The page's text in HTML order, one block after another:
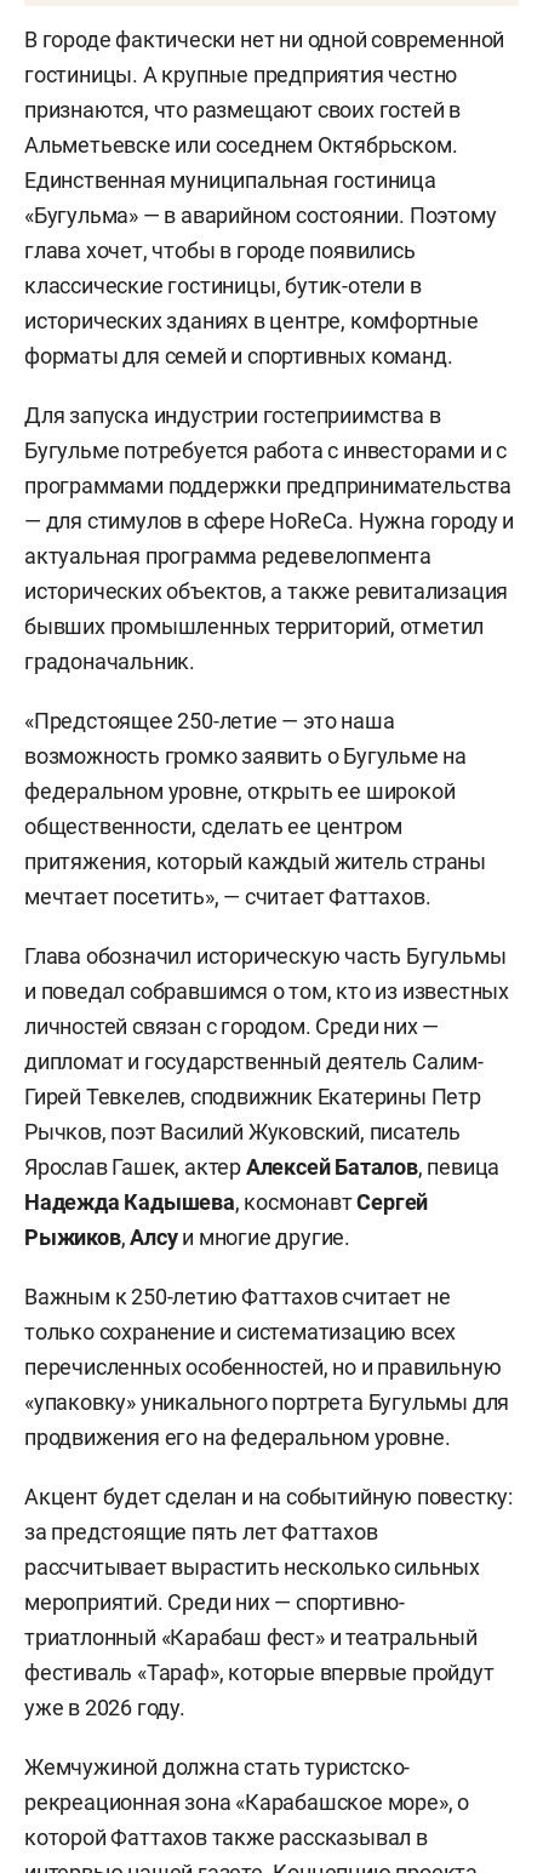
В городе фактически нет ни одной современной
гостиницы. А крупные предприятия честно
признаются, что размещают своих гостей в
Альметьевске или соседнем Октябрьском.
Единственная муниципальная гостиница
«Бугульма» — в аварийном состоянии. Поэтому
глава хочет, чтобы в городе появились
классические гостиницы, бутик-отели в
исторических зданиях в центре, комфортные
форматы для семей и спортивных команд.
Для запуска индустрии гостеприимства в
Бугульме потребуется работа с инвесторами и с
программами поддержки предпринимательства
— для стимулов в сфере HoReCa. Нужна городу и
актуальная программа редевелопмента
исторических объектов, а также ревитализация
бывших промышленных территорий, отметил
градоначальник.
«Предстоящее 250-летие — это наша
возможность громко заявить о Бугульме на
федеральном уровне, открыть ее широкой
общественности, сделать ее центром
притяжения, который каждый житель страны
мечтает посетить», — считает Фаттахов.
Глава обозначил историческую часть Бугульмы
и поведал собравшимся о том, кто из известных
личностей связан с городом. Среди них —
дипломат и государственный деятель Салим-
Гирей Тевкелев, сподвижник Екатерины Петр
Рычков, поэт Василий Жуковский, писатель
Ярослав Гашек, актерАлексей Баталов, певица
Надежда Кадышева, космонавтСергей
Рыжиков,Алсуи многие другие.
Важным к 250-летию Фаттахов считает не
только сохранение и систематизацию всех
перечисленных особенностей, но и правильную
«упаковку» уникального портрета Бугульмы для
продвижения его на федеральном уровне.
Акцент будет сделан и на событийную повестку:
за предстоящие пять лет Фаттахов
рассчитывает вырастить несколько сильных
мероприятий. Среди них — спортивно-
триатлонный «Карабаш фест» и театральный
фестиваль «Тараф», которые впервые пройдут
уже в 2026 году.
Жемчужиной должна стать туристско-
рекреационная зона «Карабашское море», о
которой Фаттахов также рассказывал в